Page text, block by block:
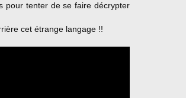
pour tenter de se faire décrypter
cet étrange langage !!